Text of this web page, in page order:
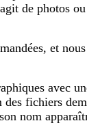
de photos
et
avec
fichiers
nom